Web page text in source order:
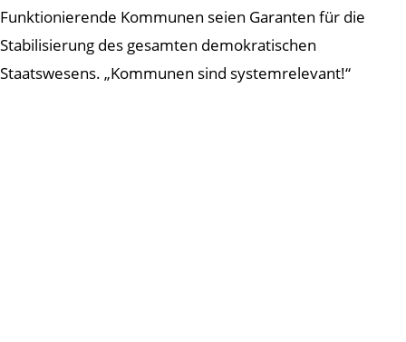
Funktionierende Kommunen seien Garanten für die
Stabilisierung des gesamten demokratischen
Staatswesens. „Kommunen sind systemrelevant!“